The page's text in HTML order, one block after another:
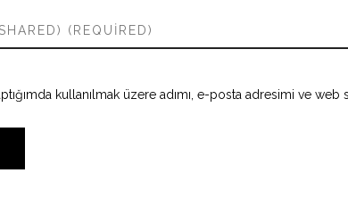
kullanılmak üzere adımı, e-posta adresimi ve web